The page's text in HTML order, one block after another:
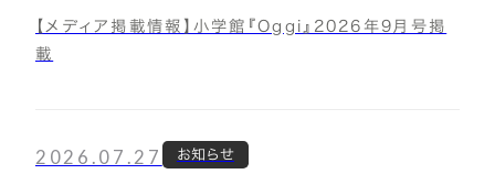
【メディア掲載情報】小学館『Oggi』2026年9月号掲
載
2026.07.27 お知らせ